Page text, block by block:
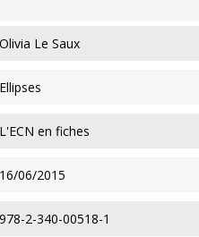
Olivia Le Saux
Ellipses
L'ECN en fiches
16/06/2015
978-2-340-00518-1